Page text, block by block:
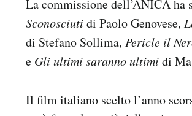
La commissione dell’ANICA
Sconosciutidi Paolo Genovese,
di Stefano Sollima, Pericle il
e Gli ultimi saranno ultimidi
Il film italiano scelto l’anno